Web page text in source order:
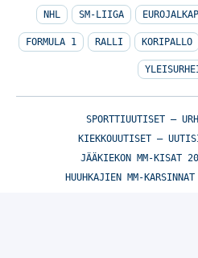
NHL SM-LIIGA
FORMULA 1 RALLI KORIPALLO
SPORTTIUUTISET –
KIEKKOUUTISET –
JÄÄKIEKON MM-KISAT
HUUHKAJIEN MM-